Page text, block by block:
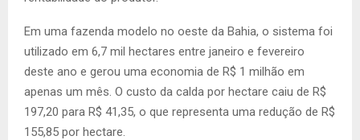
Em uma fazenda modelo no oeste da Bahia, o sistema foi
utilizado em 6,7 mil hectares entre janeiro e fevereiro
deste ano e gerou uma economia de R$ 1 milhão em
apenas um mês. O custo da calda por hectare caiu de R$
197,20 para R$ 41,35, o que representa uma redução de R$
155,85 por hectare.